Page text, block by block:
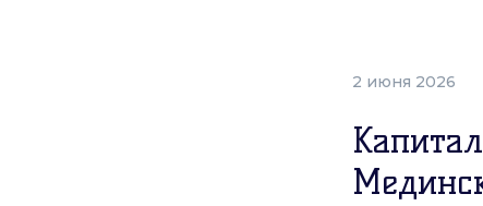
2 июня 2026